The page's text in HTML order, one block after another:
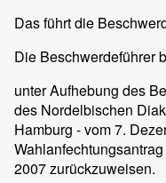
Das führt die
Die Beschwerdeführer
unter Aufhebung des
des Nordelbischen
Hamburg - vom 7.
2007 zurückzuweisen.